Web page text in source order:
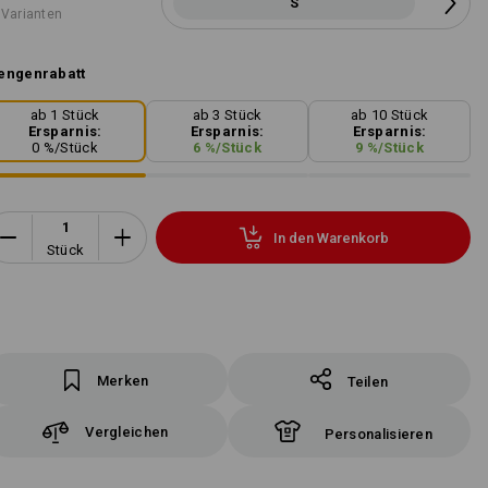
ab 1 Stück
Ersparnis:
0 %/Stück
ab 3 Stück
Ersparnis:
6 %/Stück
ab 10 Stück
Ersparnis:
9 %/Stück
Stück
In den Warenkorb
Merken Teilen
Vergleichen Personalisieren